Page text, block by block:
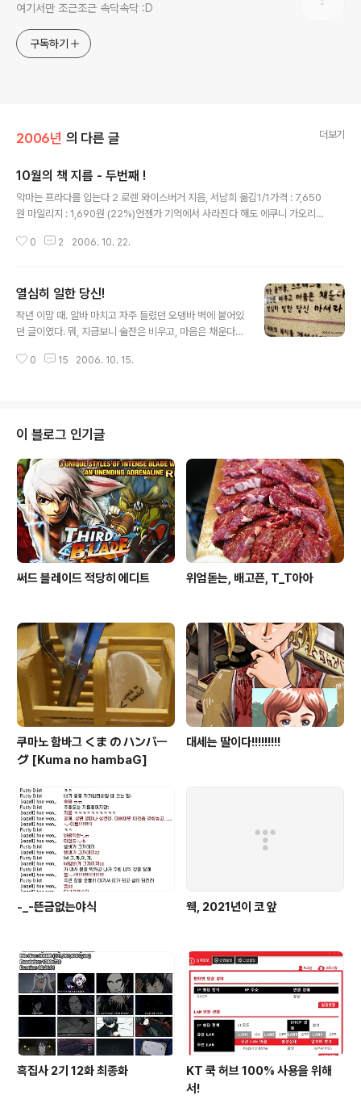
여기서만 조근조근 속닥속닥 :D
구독하기
2006년 의 다른 글 더보기
10월의 책 지름 - 두번째 !
악마는 프라다를 입는다 2 로렌 와이스버거 지음, 서남희 옮김1/1가격 : 7,650
원 마일리지 : 1,690원 (22%)언젠가 기억에서 사라진다 해도 에쿠니 가오리
리지 : 810원 (10%) 조선을 뒤흔든 16가지 살인사건 이수광 지음1/1가격 : 11,
경화언니 선물! 그리고 쪼금이따 지르게 될 예정인 성열형 Visual C++ 6 완벽
가이드 2nd Edition 이랑, 석이형 열혈강의 C++ 프로그래밍 차례+_+ (이 사
람들이 다 짜고 C++만..
0 2 2006. 10. 22.
열심히 일한 당신!
작년 이맘 때. 알바 마치고 자주 들렸던 오뎅바 벽에 붙어있
던 글이였다. 뭐, 지금보니 술잔은 비우고, 마음은 채운다도
0 15 2006. 10. 15.
이 블로그 인기글
써드 블레이드 적당히 에디트 위엄돋는, 배고픈, T_T아아
쿠마노 함바그 くま の ハンバㅡ
グ [Kuma no hambaG]
대세는 딸이다!!!!!!!!!
-_-뜬금없는야식 웩, 2021년이 코 앞
흑집사 2기 12화 최종화
KT 쿡 허브 100% 사용을 위해
서!